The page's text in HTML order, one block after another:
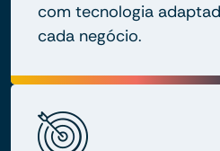
com tecnologia
cada negócio.